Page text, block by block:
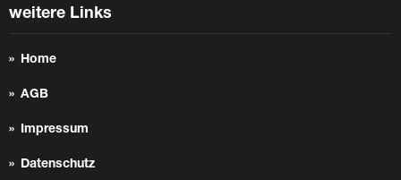
weitere Links
Home
AGB
Impressum
Datenschutz